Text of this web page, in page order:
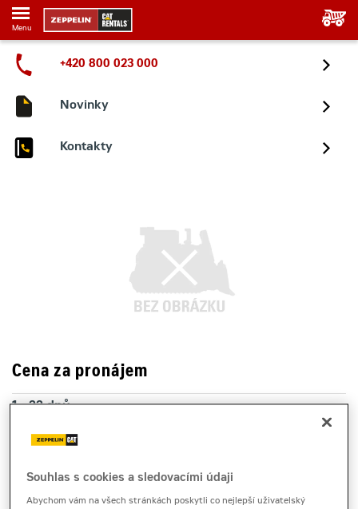
Menu
+420 800 023 000
Novinky
Kontakty
Cena za pronájem
1 - 22 dnů
2 226 Kč s DPH
23 a více dnů
1 360 Kč bez DPH
Souhlas s cookies a sledovacími údaji
Abychom vám na všech stránkách poskytli co nejlepší uživatelský